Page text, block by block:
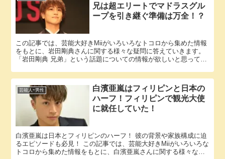
兄は超エリートでマドラスグル
ープを引き継ぐ準備は万全！？
この記事では、芸能大好きMiiがいろいろなトコロから集めた情報
をもとに、岩田剛典さんに関する様々な疑問に答えていきます。
「岩田剛典 兄弟」という話題についての情報が欲しいと思ってい
芸能人ｰ男性
白濱亜嵐はフィリピンと日本の
ハーフ！フィリピンで観光大使
に就任していた！
白濱亜嵐は日本とフィリピンのハーフ！ 彼の背景や家族構成に迫
るエピソードも必見！ この記事では、芸能大好きMiiがいろいろな
トコロから集めた情報をもとに、白濱亜嵐さんに関する様々な疑